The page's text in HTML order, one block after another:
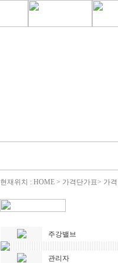
현재위치 : HOME > 가격단가표> 가
주강밸브
관리자